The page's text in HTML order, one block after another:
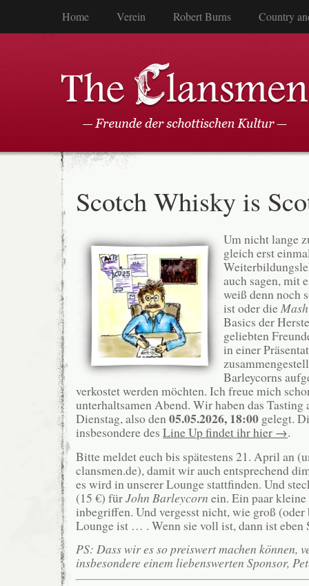
Home Verein Robert Burns Country
Scotch Whisky is
Um nicht lange
gleich erst
auch sagen, mit
weiß denn noch
ist oder die
Basics der
geliebten
in einer
Barleycorns
verkostet werden möchten. Ich freue mich
unterhaltsamen Abend. Wir haben das Tasting
Dienstag, also den05.05.2026, 18:00 gelegt.
insbesondere des Line Up findet ihr hier →.
Bitte meldet euch bis spätestens 21. April an
clansmen.de), damit wir auch entsprechend
es wird in unserer Lounge stattfinden. Und
(15 €) fürJohn Barleycorn ein. Ein paar
inbegriffen. Und vergesst nicht, wie groß (oder
Lounge ist … . Wenn sie voll ist, dann ist eben
PS: Dass wir es so preiswert machen können,
insbesondere einem liebenswerten Sponsor,